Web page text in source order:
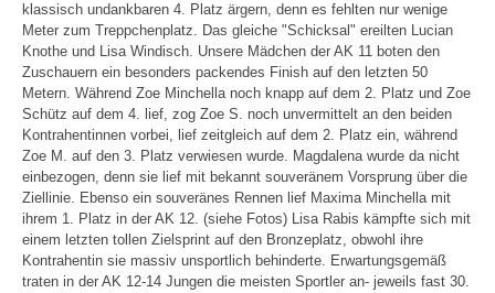
klassisch undankbaren 4. Platz ärgern, denn es fehlten nur wenige
Meter zum Treppchenplatz. Das gleiche "Schicksal" ereilten Lucian
Knothe und Lisa Windisch. Unsere Mädchen der AK 11 boten den
Zuschauern ein besonders packendes Finish auf den letzten 50
Metern. Während Zoe Minchella noch knapp auf dem 2. Platz und Zoe
Schütz auf dem 4. lief, zog Zoe S. noch unvermittelt an den beiden
Kontrahentinnen vorbei, lief zeitgleich auf dem 2. Platz ein, während
Zoe M. auf den 3. Platz verwiesen wurde. Magdalena wurde da nicht
einbezogen, denn sie lief mit bekannt souveränem Vorsprung über die
Ziellinie. Ebenso ein souveränes Rennen lief Maxima Minchella mit
ihrem 1. Platz in der AK 12. (siehe Fotos) Lisa Rabis kämpfte sich mit
einem letzten tollen Zielsprint auf den Bronzeplatz, obwohl ihre
Kontrahentin sie massiv unsportlich behinderte. Erwartungsgemäß
traten in der AK 12-14 Jungen die meisten Sportler an- jeweils fast 30.